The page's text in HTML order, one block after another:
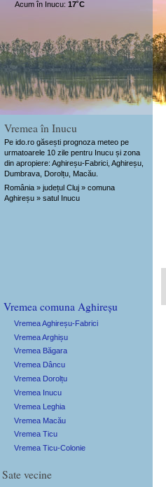
Vremea în Inucu
Pe ido.ro găsești prognoza meteo pe
urmatoarele 10 zile pentru Inucu și zona
din apropiere: Aghireșu-Fabrici, Aghireșu,
Dumbrava, Dorolțu, Macău.
România » județul Cluj » comuna
Aghireșu » satul Inucu
Acum în Inucu: 17˚C
Vremea comuna Aghireșu
Vremea Aghireșu-Fabrici
Vremea Arghișu
Vremea Băgara
Vremea Dâncu
Vremea Dorolțu
Vremea Inucu
Vremea Leghia
Vremea Macău
Vremea Ticu
Vremea Ticu-Colonie
Sate vecine